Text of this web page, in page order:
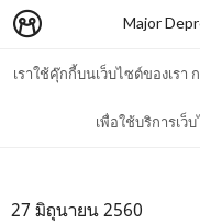
เราใช้คุ๊กกี้บนเว็บไซต์ของเร
เพื่อใช้บริการเว็
Major
ยิ
27 มิถุนายน 2560